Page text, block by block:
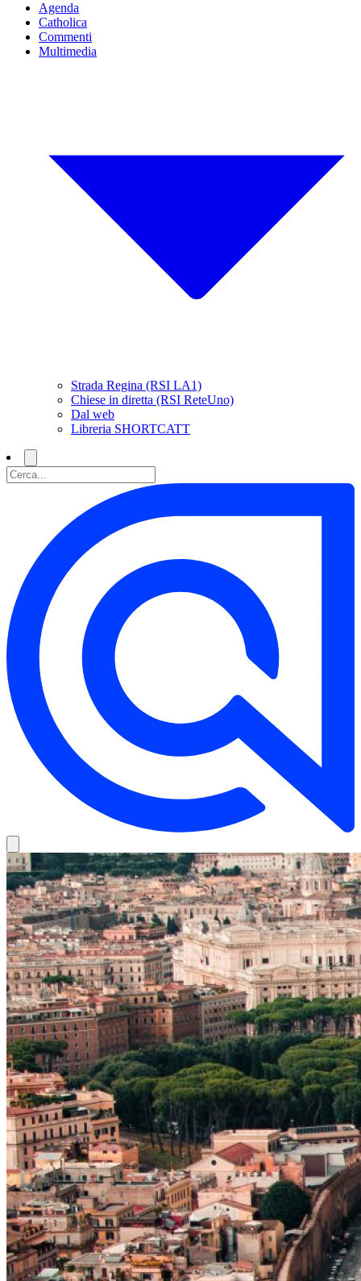
Agenda
Catholica
Commenti
Multimedia
Strada Regina (RSI LA1)
Chiese in diretta (RSI ReteUno)
Dal web
Libreria SHORTCATT